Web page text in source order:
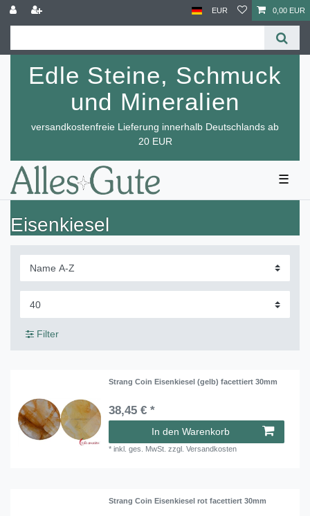
EUR 0,00 EUR
Edle Steine, Schmuck
und Mineralien
versandkostenfreie Lieferung innerhalb Deutschlands ab
20 EUR
☰
Eisenkiesel
Filter
Strang Coin Eisenkiesel (gelb) facettiert 30mm
38,45 € *
In den Warenkorb
*inkl. ges. MwSt. zzgl.Versandkosten
Strang Coin Eisenkiesel rot facettiert 30mm